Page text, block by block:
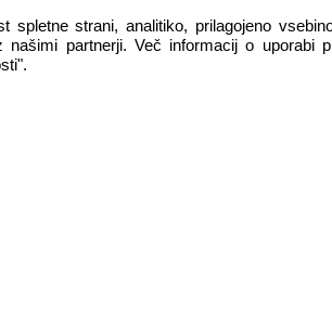
o podjetju
spletne strani, analitiko, prilagojeno
partnerji. Več informacij o uporabi